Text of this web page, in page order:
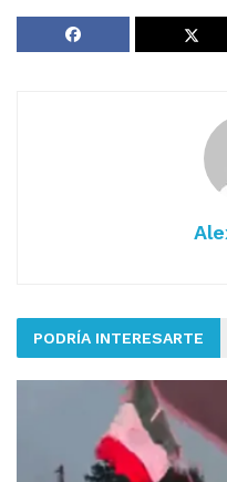
PODRÍA INTERESARTE